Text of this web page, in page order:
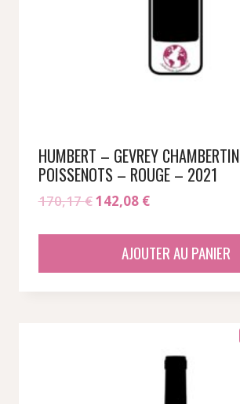
HUMBERT – GEVREY CHAMBERTIN
POISSENOTS – ROUGE – 2021
170,17€Le
était :
142,08 €Le
est :
AJOUTER AU PANIER